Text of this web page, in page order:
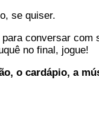
se quiser.
conversar com
no final, jogue!
o cardápio, a